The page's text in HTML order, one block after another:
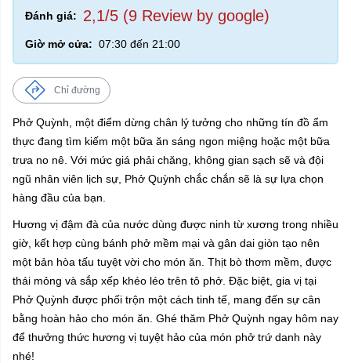
Đánh giá: 2,1/5 (9 Review by google)
Giờ mở cửa: 07:30 đến 21:00
Chỉ đường
Phở Quỳnh, một điểm dừng chân lý tưởng cho những tín đồ ẩm
thực đang tìm kiếm một bữa ăn sáng ngon miệng hoặc một bữa
trưa no nê. Với mức giá phải chăng, không gian sạch sẽ và đội
ngũ nhân viên lịch sự, Phở Quỳnh chắc chắn sẽ là sự lựa chọn
hàng đầu của bạn.
Hương vị đậm đà của nước dùng được ninh từ xương trong nhiều
giờ, kết hợp cùng bánh phở mềm mại và gân dai giòn tạo nên
một bản hòa tấu tuyệt vời cho món ăn. Thịt bò thơm mềm, được
thái mỏng và sắp xếp khéo léo trên tô phở. Đặc biệt, gia vị tại
Phở Quỳnh được phối trộn một cách tinh tế, mang đến sự cân
bằng hoàn hảo cho món ăn. Ghé thăm Phở Quỳnh ngay hôm nay
để thưởng thức hương vị tuyệt hảo của món phở trứ danh này
nhé!